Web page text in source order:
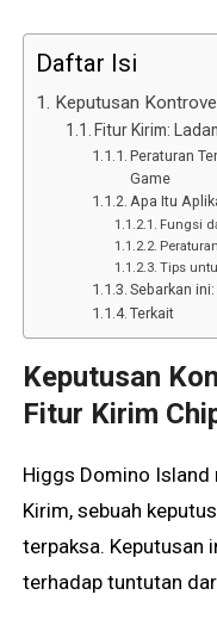
Daftar Isi
Keputusan
Fitur Kirim:
Peraturan
Game
Apa Itu
Fungsi
Tips
Sebarkan ini:
Terkait
Keputusan
Fitur Kirim
Higgs Domino
Kirim, sebuah
terpaksa. Keputusan
terhadap tuntutan